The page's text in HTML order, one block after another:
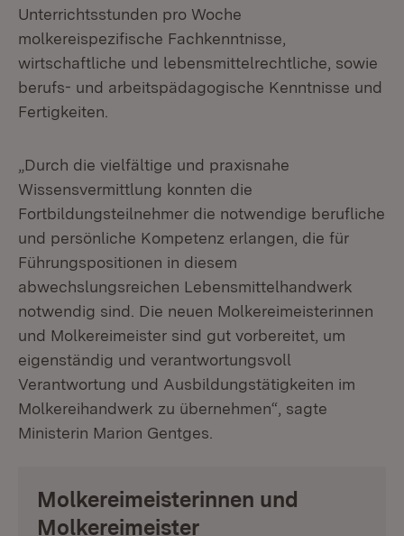
Unterrichtsstunden pro Woche
molkereispezifische Fachkenntnisse,
wirtschaftliche und lebensmittelrechtliche, sowie
berufs- und arbeitspädagogische Kenntnisse und
Fertigkeiten.
„Durch die vielfältige und praxisnahe
Wissensvermittlung konnten die
Fortbildungsteilnehmer die notwendige berufliche
und persönliche Kompetenz erlangen, die für
Führungspositionen in diesem
abwechslungsreichen Lebensmittelhandwerk
notwendig sind. Die neuen Molkereimeisterinnen
und Molkereimeister sind gut vorbereitet, um
eigenständig und verantwortungsvoll
Verantwortung und Ausbildungstätigkeiten im
Molkereihandwerk zu übernehmen“, sagte
Ministerin Marion Gentges.
Molkereimeisterinnen und
Molkereimeister